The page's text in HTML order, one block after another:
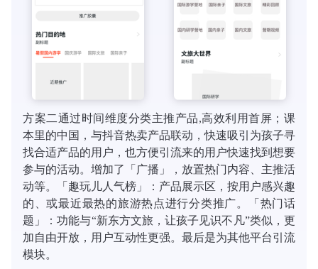
方案二通过时间维度分类主推产品,高效利用首屏；课
本里的中国，与抖音热卖产品联动，快速吸引为孩子寻
找合适产品的用户，也方便引流来的用户快速找到想要
参与的活动。增加了「广播」，放置热门内容、主推活
动等。「趣玩儿人气榜」：产品展示区，按用户感兴趣
的、或最近最热的旅游热点进行分类推广。「热门话
题」：功能与“新东方文旅，让孩子见识不凡”类似，更
加自由开放，用户互动性更强。最后是为其他平台引流
模块。